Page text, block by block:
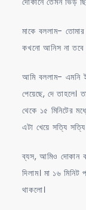
মাকে বললাম-
কখনো আনিস না
আমি বললাম- এমনি
পেয়েছে, দে তাহলে।
থেকে ১৫ মিনিটের
এটা খেয়ে সত্যি
ব্যস, আমিও দোকান
দিলাম। মা ১৬
থাকলো।